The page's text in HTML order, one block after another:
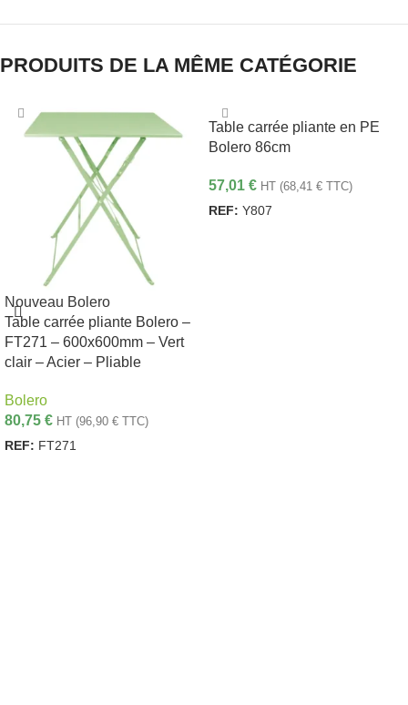
PRODUITS DE LA MÊME CATÉGORIE
Nouveau Bolero
Table carrée pliante Bolero –
FT271 – 600x600mm – Vert
clair – Acier – Pliable
Bolero
80,75 € HT (96,90 € TTC)
REF: FT271
Table carrée pliante en PE
Bolero 86cm
57,01 € HT (68,41 € TTC)
REF: Y807